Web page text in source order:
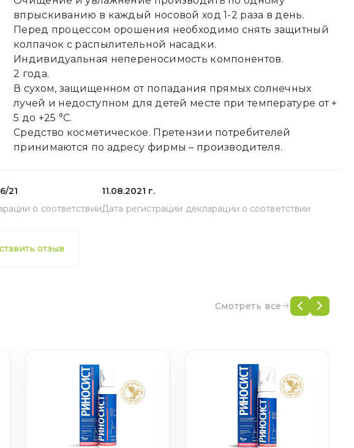
впрыскиванию в каждый носовой ход 1-2 раза в день.
Перед процессом орошения необходимо снять защитный
колпачок с распылительной насадки.
Индивидуальная непереносимость компонентов.
2 года.
В сухом, защищенном от попадания прямых солнечных
лучей и недоступном для детей месте при температуре от +
5 до +25 °С.
Средство косметическое. Претензии потребителей
принимаются по адресу фирмы – производителя.
21
о соответствии
11.08.2021 г.
Дата регистрации декларации о соответствии
отзыв
Смотреть все